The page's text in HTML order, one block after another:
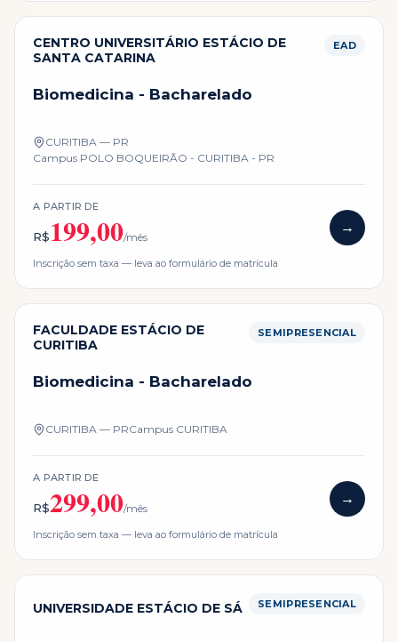
CENTRO UNIVERSITÁRIO ESTÁCIO DE
SANTA CATARINA
EAD
Biomedicina - Bacharelado
CURITIBA — PR
Campus POLO BOQUEIRÃO - CURITIBA - PR
A PARTIR DE
R$199,00/mês
→
Inscrição sem taxa — leva ao formulário de matrícula
FACULDADE ESTÁCIO DE
CURITIBA
SEMIPRESENCIAL
Biomedicina - Bacharelado
CURITIBA — PRCampus CURITIBA
A PARTIR DE
R$299,00/mês
→
Inscrição sem taxa — leva ao formulário de matrícula
UNIVERSIDADE ESTÁCIO DE SÁ SEMIPRESENCIAL